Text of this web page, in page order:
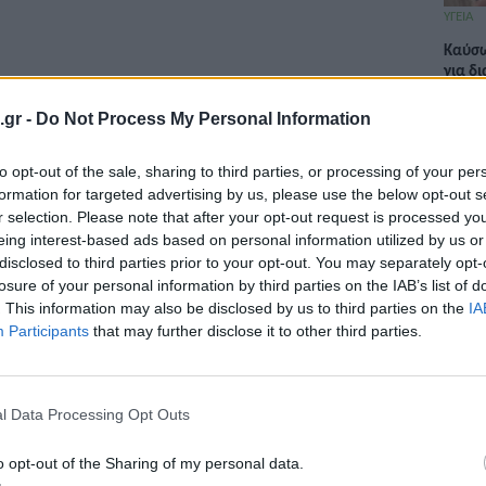
- Do Not Process My Personal Information
opt-out of the sale, sharing to third parties, or processing of your
for targeted advertising by us, please use the below opt-out
selection. Please note that after your opt-out request is processed
interest-based ads based on personal information utilized by us
to third parties prior to your opt-out. You may separately
of your personal information by third parties on the IAB’s list of
This information may also be disclosed by us to third parties on the
Participants that may further disclose it to other third parties.
Data Processing Opt Outs
opt-out of the Sharing of my personal data.
Τεστ ΠΑΠ, ανακαλύφθηκαν οι
Ημέρας της Γυναίκας,
με θέμα: «Η Σύγχρονη Παθολογία
ΥΓΕΙΑ
για
ΙΣΑ:
στην